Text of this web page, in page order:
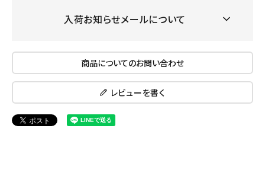
入荷お知らせメールについて
商品についてのお問い合わせ
レビューを書く